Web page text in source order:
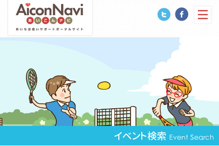
イベント検索 Event Search